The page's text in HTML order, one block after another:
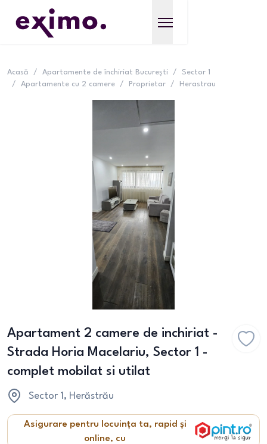
Acasă / Apartamente de închiriat București /
Sector 1
/
Apartamente cu 2 camere / Proprietar / Herastrau
Apartament 2 camere de inchiriat -
Strada Horia Macelariu, Sector 1 -
complet mobilat si utilat
Sector 1 , Herăstrău
Asigurare pentru locuința ta, rapid și
online, cu